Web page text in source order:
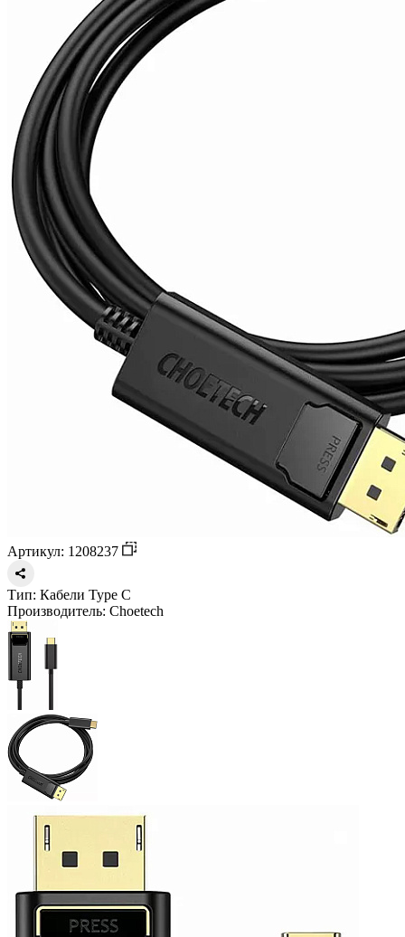
Артикул: 1208237
Тип: Кабели Type C
Производитель: Choetech